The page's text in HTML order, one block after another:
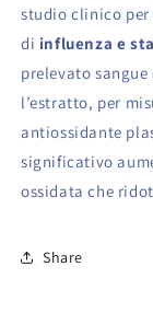
studio clinico
di influenza e
prelevato
l’estratto, per
antiossidante
significativo
ossidata che
Share